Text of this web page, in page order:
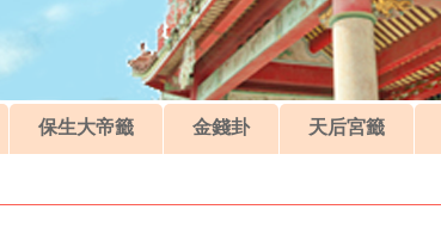
保生大帝籤 金錢卦 天后宮籤